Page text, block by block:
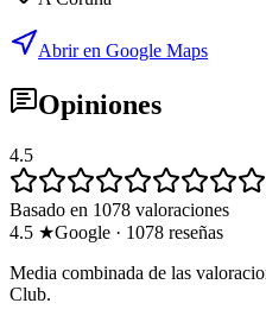
Abrir en Google Maps
Opiniones
4.5
Basado en 1078 valoraciones
4.5 ★Google · 1078 reseñas
Media combinada de las
Club.